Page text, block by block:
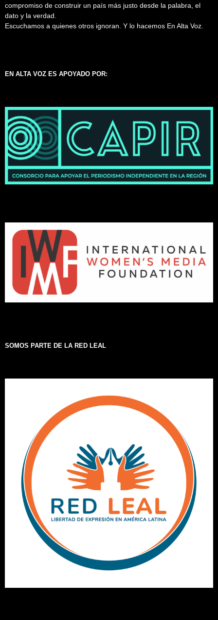
compromiso de construir un país más justo desde la palabra, el
dato y la verdad.
Escuchamos a quienes otros ignoran. Y lo hacemos En Alta Voz.
EN ALTA VOZ ES APOYADO POR:
SOMOS PARTE DE LA RED LEAL